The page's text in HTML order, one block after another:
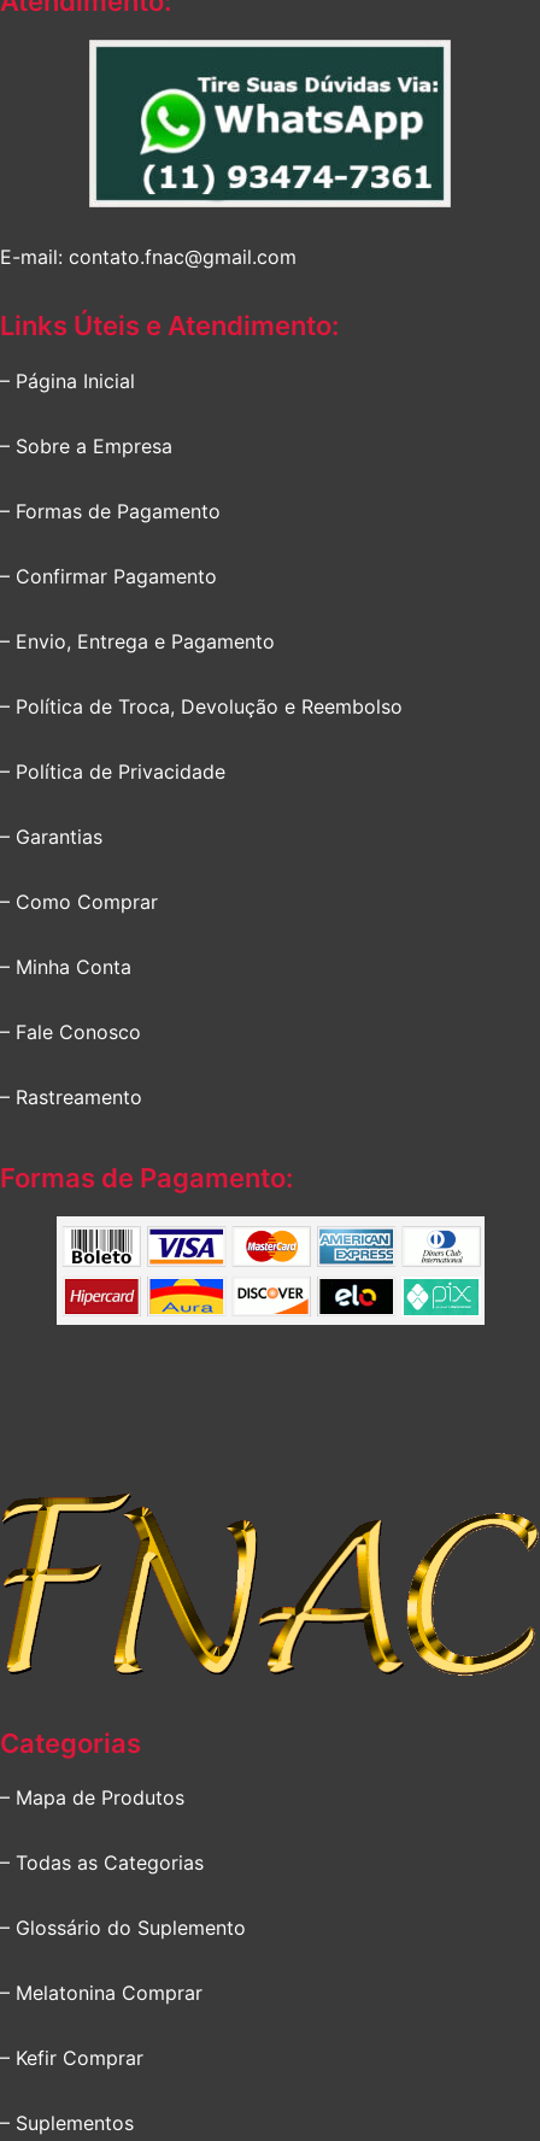
E-mail: contato.fnac@gmail.com
Links Úteis e Atendimento:
– Página Inicial
– Sobre a Empresa
– Formas de Pagamento
– Confirmar Pagamento
– Envio, Entrega e Pagamento
– Política de Troca, Devolução e Reembolso
– Política de Privacidade
– Garantias
– Como Comprar
– Minha Conta
– Fale Conosco
– Rastreamento
Formas de Pagamento:
Categorias
– Mapa de Produtos
– Todas as Categorias
– Glossário do Suplemento
– Melatonina Comprar
– Kefir Comprar
– Suplementos